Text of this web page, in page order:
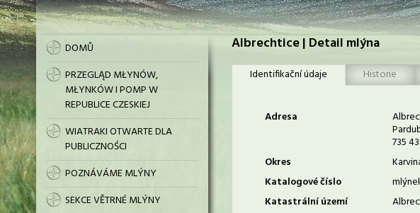
DOMŮ
PRZEGLĄD MŁYNÓW,
MŁYNKÓW I POMP W
REPUBLICE CZESKIEJ
WIATRAKI OTWARTE DLA
PUBLICZNOŚCI
POZNÁVÁME MLÝNY
SEKCE VĚTRNÉ MLÝNY
Albrechtice | Detail mlýna
Identifikační údaje
Historie
Adresa
735 43
Okres
Katalogové číslo
Katastrální území